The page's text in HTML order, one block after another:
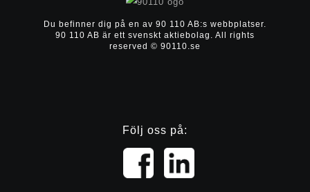
Du befinner dig på en av 90 110 AB:s webbplatser.
90 110 AB är ett svenskt aktiebolag. All rights
reserved © 90110.se
Följ oss på: